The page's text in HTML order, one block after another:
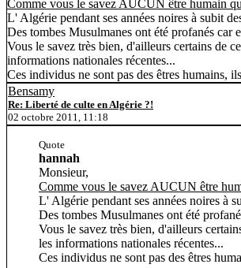
Comme vous le savez AUCUN être humain
L' Algérie pendant ses années noires à subit
Des tombes Musulmanes ont été profanés car
Vous le savez très bien, d'ailleurs certains de
informations nationales récentes...
Ces individus ne sont pas des êtres humains,
Bensamy
Re: Liberté de culte en Algérie ?!
02 octobre 2011, 11:18
Quote
hannah
Monsieur,
Comme vous le savez AUCUN être
L' Algérie pendant ses années noires à
Des tombes Musulmanes ont été
Vous le savez très bien, d'ailleurs
les informations nationales récentes...
Ces individus ne sont pas des êtres